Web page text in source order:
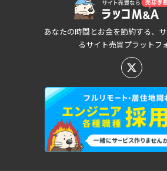
あなたの時間とお金を節約する、
るサイト売買プラットフ